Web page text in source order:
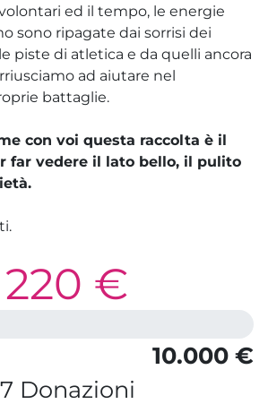
ed il tempo, le energie
sono ripagate dai sorrisi dei
piste di atletica e da quelli ancora
ad aiutare nel
battaglie.
con voi questa raccolta è il
far vedere il lato bello, il pulito
220 €
10.000 €
7 Donazioni